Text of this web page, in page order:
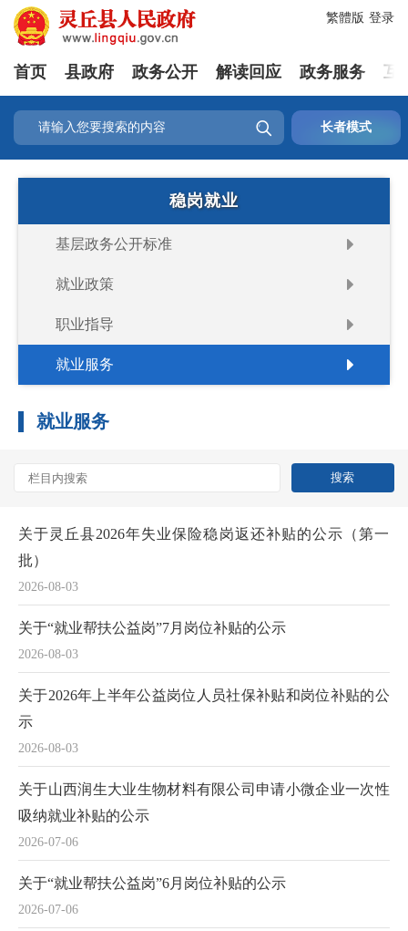
登录
繁體版
首页 县政府 政务公开 解读回应 政务服务 互
 长者模式
稳岗就业
基层政务公开标准
就业政策
职业指导
就业服务
就业服务
2026-08-03
关于灵丘县2026年失业保险稳岗返还补贴的公示（第一
批）
2026-08-03
关于“就业帮扶公益岗”7月岗位补贴的公示
2026-08-03
关于2026年上半年公益岗位人员社保补贴和岗位补贴的公
示
2026-07-06
关于山西润生大业生物材料有限公司申请小微企业一次性
吸纳就业补贴的公示
2026-07-06
关于“就业帮扶公益岗”6月岗位补贴的公示